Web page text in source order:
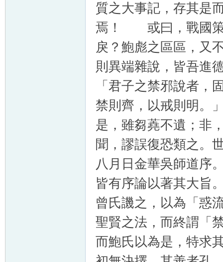
質之大事記，存其是
焉！ 或曰，戰國策
戾？鮑彪之區區，又
則異端雜說，皆吾進
「君子之禁邪說者，
禁則齊，以戒則明。
是，雖芻蕘不遺；非
聞，謬誤復恐類之。
八月日金華吳師道
皆有序論以著其大旨
曾氏譏之，以為「惑
聖賢之法，而終謂「
而鮑氏以為是，特求